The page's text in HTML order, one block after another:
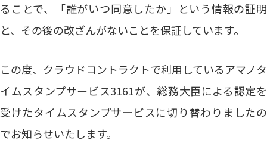
ることで、「誰がいつ同意したか」という情報の証明
と、その後の改ざんがないことを保証しています。
この度、クラウドコントラクトで利用しているアマノタ
イムスタンプサービス3161が、総務大臣による認定を
受けたタイムスタンプサービスに切り替わりましたの
でお知らせいたします。